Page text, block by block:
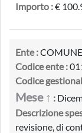
Importo :€
Ente :
Codice ente :
Codice
Mese ↑ :
Descrizione
revisione, di